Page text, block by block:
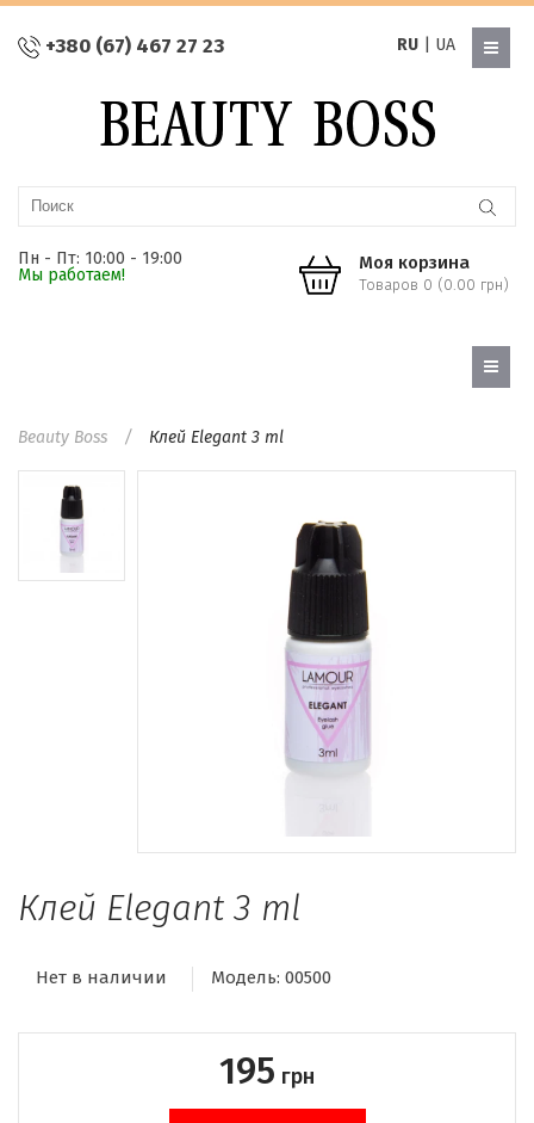
+380 (67) 467 27 23 RU| UA
Пн - Пт: 10:00 - 19:00
Мы работаем!
Моя корзина
Товаров 0 (0.00 грн)
Beauty Boss Клей Elegant 3 ml
Клей Elegant 3 ml
Нет в наличии Модель: 00500
195 грн